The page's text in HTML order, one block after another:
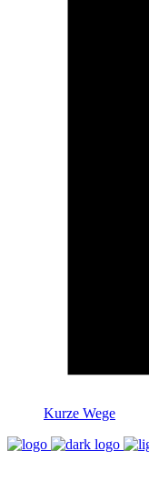
Kurze Wege